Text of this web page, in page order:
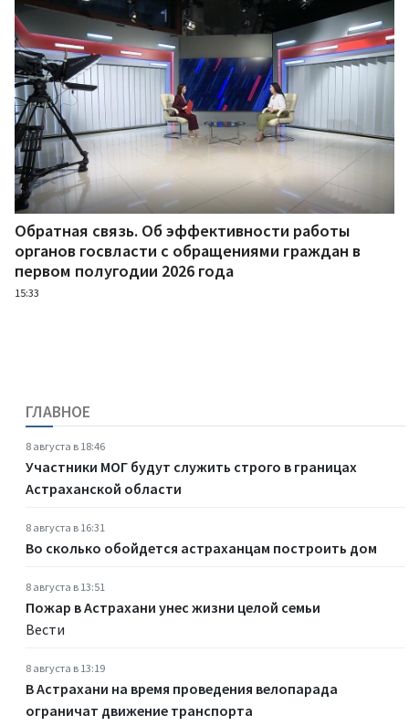
Обратная связь. Об эффективности работы
органов госвласти с обращениями граждан в
первом полугодии 2026 года
15:33
ГЛАВНОЕ
8 августа в 18:46
Участники МОГ будут служить строго в границах
Астраханской области
8 августа в 16:31
Во сколько обойдется астраханцам построить дом
8 августа в 13:51
Пожар в Астрахани унес жизни целой семьи
Вести
8 августа в 13:19
В Астрахани на время проведения велопарада
ограничат движение транспорта